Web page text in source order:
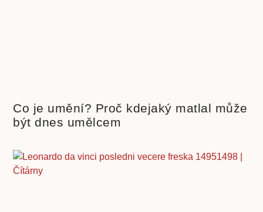
Co je umění? Proč kdejaký matlal může
být dnes umělcem